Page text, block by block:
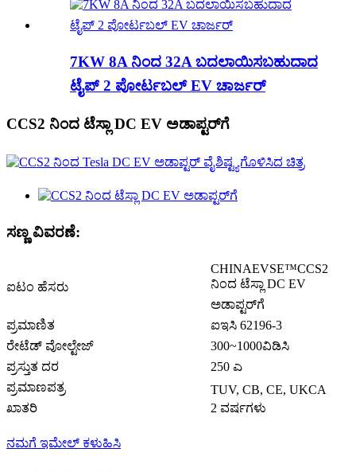
7KW 8A ನಿಂದ 32A ಬದಲಾಯಿಸಬಹುದಾದ
ಟೈಪ್ 2 ಪೋರ್ಟಬಲ್ EV ಚಾರ್ಜರ್
CCS2 ನಿಂದ ಟೆಸ್ಲಾ DC EV ಅಡಾಪ್ಟರ್‌ಗೆ
ಸಣ್ಣ ವಿವರಣೆ:
ಐಟಂ ಹೆಸರು
CHINAEVSE™️CCS2
ನಿಂದ ಟೆಸ್ಲಾ DC EV
ಅಡಾಪ್ಟರ್‌ಗೆ
ಪ್ರಮಾಣಿತ
ಐಇಸಿ 62196-3
ರೇಟೆಡ್ ವೋಲ್ಟೇಜ್
300~1000ವಿಡಿಸಿ
ಪ್ರಸ್ತುತ ದರ
250 ಎ
ಪ್ರಮಾಣಪತ್ರ
TUV, CB, CE, UKCA
ಖಾತರಿ
2 ವರ್ಷಗಳು
ನಮಗೆ ಇಮೇಲ್ ಕಳುಹಿಸಿ